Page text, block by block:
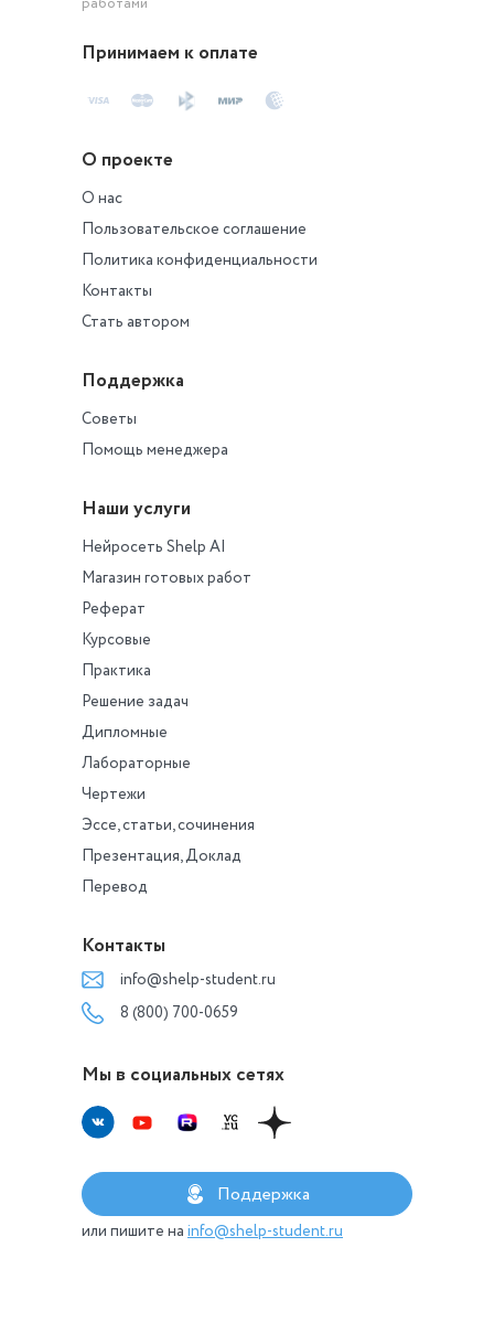
Принимаем к оплате
О проекте
О нас
Пользовательское соглашение
Политика конфиденциальности
Контакты
Стать автором
Поддержка
Советы
Помощь менеджера
Наши услуги
Нейросеть Shelp AI
Магазин готовых работ
Реферат
Курсовые
Практика
Решение задач
Дипломные
Лабораторные
Чертежи
Эссе, статьи, сочинения
Презентация, Доклад
Перевод
Контакты
info@shelp-student.ru
8 (800) 700-0659
Мы в социальных сетях
Поддержка
или пишите на info@shelp-student.ru